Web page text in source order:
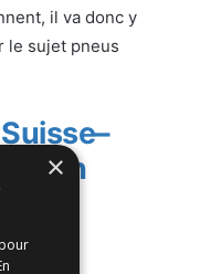
il va donc y
le sujet pneus
Suisse–
&
×